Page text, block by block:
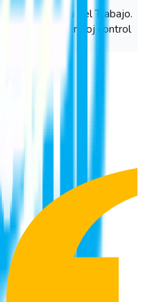
la Inspección del Trabajo.
de reloj control
ya